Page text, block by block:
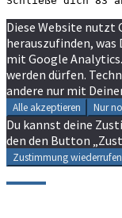
Diese Website nutzt
herauszufinden,
mit Google
werden dürfen.
andere nur mit
Alle akzeptieren Nur
Du kannst deine
den den Button
Zustimmung wiederrufen